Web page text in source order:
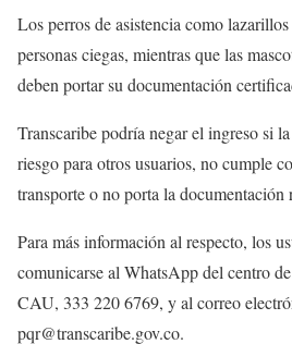
Los perros de asistencia como
personas ciegas, mientras que las
deben portar su documentación
Transcaribe podría negar el ingreso si
riesgo para otros usuarios, no cumple
transporte o no porta la documentación
Para más información al respecto, los
comunicarse al WhatsApp del centro
CAU, 333 220 6769, y al correo
pqr@transcaribe.gov.co.